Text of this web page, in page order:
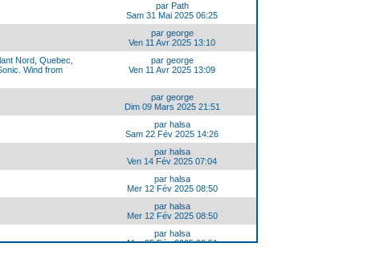
par Path
Sam 31 Mai 2025 06:25
par george
Ven 11 Avr 2025 13:10
Nord, Quebec,
Wind from
par george
Ven 11 Avr 2025 13:09
par george
Dim 09 Mars 2025 21:51
par halsa
Sam 22 Fév 2025 14:26
par halsa
Ven 14 Fév 2025 07:04
par halsa
Mer 12 Fév 2025 08:50
par halsa
Mer 12 Fév 2025 08:50
par halsa
Mer 05 Fév 2025 20:51